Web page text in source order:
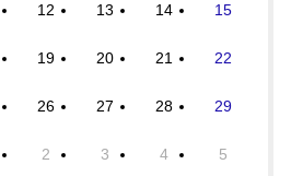
12 13 14 15
19 20 21 22
26 27 28 29
2 3 4 5